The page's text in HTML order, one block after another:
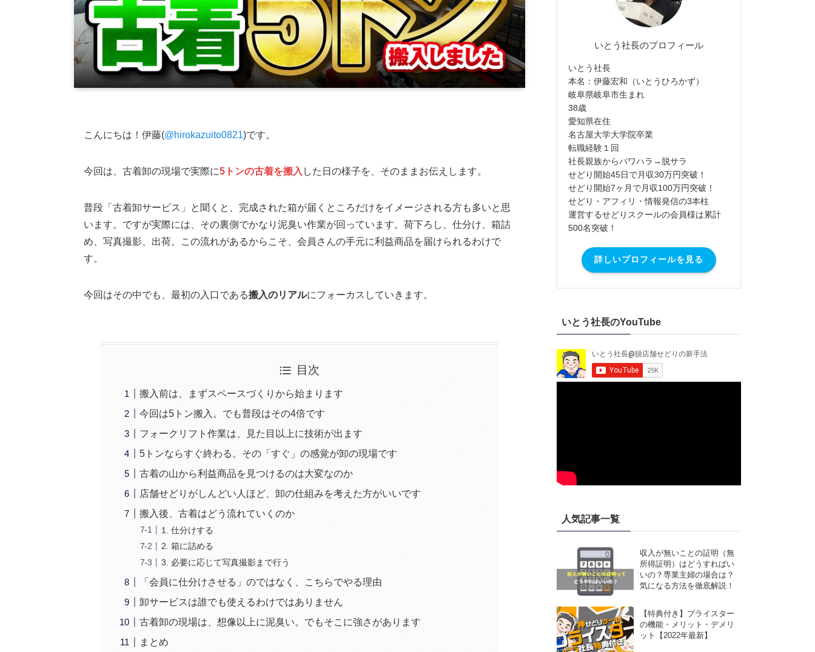
こんにちは！伊藤(@hirokazuito0821)です。
今回は、古着卸の現場で実際に5トンの古着を搬入 した日の様子を、そのままお伝えします。
普段「古着卸サービス」と聞くと、完成された箱が届くところだけをイメージされる方も多いと思
います。ですが実際には、その裏側でかなり泥臭い作業が回っています。荷下ろし、仕分け、箱詰
め、写真撮影、出荷。この流れがあるからこそ、会員さんの手元に利益商品を届けられるわけで
す。
今回はその中でも、最初の入口である搬入のリアルにフォーカスしていきます。
目次
搬入前は、まずスペースづくりから始まります
今回は5トン搬入。でも普段はその4倍です
フォークリフト作業は、見た目以上に技術が出ます
5トンならすぐ終わる。その「すぐ」の感覚が卸の現場です
古着の山から利益商品を見つけるのは大変なのか
店舗せどりがしんどい人ほど、卸の仕組みを考えた方がいいです
搬入後、古着はどう流れていくのか
1. 仕分けする
2. 箱に詰める
3. 必要に応じて写真撮影まで行う
「会員に仕分けさせる」のではなく、こちらでやる理由
卸サービスは誰でも使えるわけではありません
古着卸の現場は、想像以上に泥臭い。でもそこに強さがあります
まとめ
いとう社長のプロフィール
いとう社長
本名：伊藤宏和（いとうひろかず）
岐阜県岐阜市生まれ
38歳
愛知県在住
名古屋大学大学院卒業
転職経験１回
社長親族からパワハラ→脱サラ
せどり開始45日で月収30万円突破！
せどり開始7ヶ月で月収100万円突破！
せどり・アフィリ・情報発信の3本柱
運営するせどりスクールの会員様は累計
500名突破！
詳しいプロフィールを見る
いとう社長のYouTube
人気記事一覧
収入が無いことの証明（無
所得証明）はどうすればい
いの？専業主婦の場合は？
気になる方法を徹底解説！
【特典付き】プライスター
の機能・メリット・デメリ
ット【2022年最新】